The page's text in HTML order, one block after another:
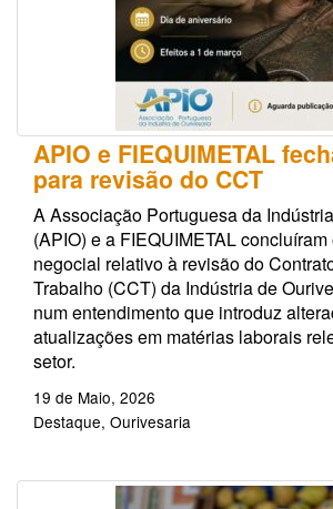
APIO e FIEQUIMETAL
para revisão do CCT
A Associação Portuguesa da
(APIO) e a FIEQUIMETAL
negocial relativo à revisão do
Trabalho (CCT) da Indústria de
num entendimento que introduz
atualizações em matérias laborais
setor.
19 de Maio, 2026
Destaque Ourivesaria